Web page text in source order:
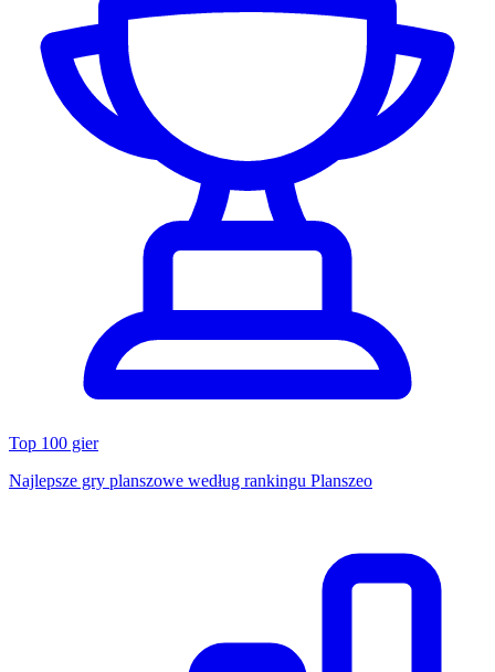
Top 100 gier
Najlepsze gry planszowe według rankingu Planszeo